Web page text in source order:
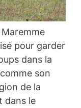
pour garder
dans la
son
de la
dans le